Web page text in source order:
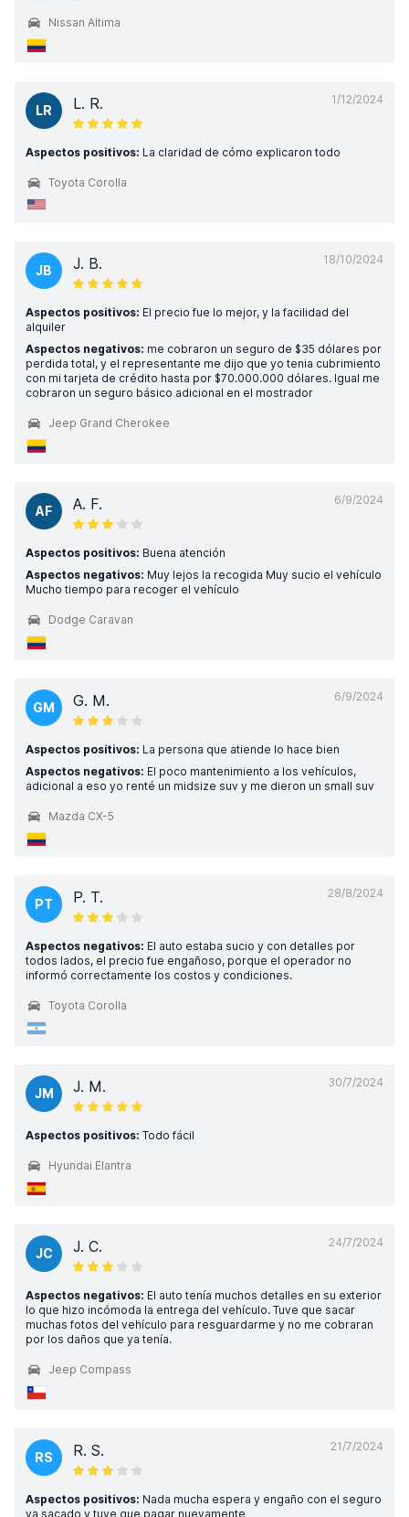
Nissan Altima
1/12/2024
LR L. R.
Aspectos positivos: La claridad de cómo explicaron todo
Toyota Corolla
18/10/2024
JB J. B.
Aspectos positivos: El precio fue lo mejor, y la facilidad del
alquiler
Aspectos negativos: me cobraron un seguro de $35 dólares por
perdida total, y el representante me dijo que yo tenia cubrimiento
con mi tarjeta de crédito hasta por $70.000.000 dólares. Igual me
cobraron un seguro básico adicional en el mostrador
Jeep Grand Cherokee
6/9/2024
AF A. F.
Aspectos positivos: Buena atención
Aspectos negativos: Muy lejos la recogida Muy sucio el vehículo
Mucho tiempo para recoger el vehículo
Dodge Caravan
6/9/2024
GM G. M.
Aspectos positivos: La persona que atiende lo hace bien
Aspectos negativos: El poco mantenimiento a los vehículos,
adicional a eso yo renté un midsize suv y me dieron un small suv
Mazda CX-5
28/8/2024
PT P. T.
Aspectos negativos: El auto estaba sucio y con detalles por
todos lados, el precio fue engañoso, porque el operador no
informó correctamente los costos y condiciones.
Toyota Corolla
30/7/2024
JM J. M.
Aspectos positivos: Todo fácil
Hyundai Elantra
24/7/2024
JC J. C.
Aspectos negativos: El auto tenía muchos detalles en su exterior
lo que hizo incómoda la entrega del vehículo. Tuve que sacar
muchas fotos del vehículo para resguardarme y no me cobraran
por los daños que ya tenía.
Jeep Compass
21/7/2024
RS R. S.
Aspectos positivos: Nada mucha espera y engaño con el seguro
ya sacado y tuve que pagar nuevamente